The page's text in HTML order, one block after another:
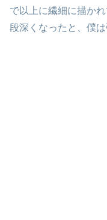
で以上に繊細に描か
段深くなったと、僕は